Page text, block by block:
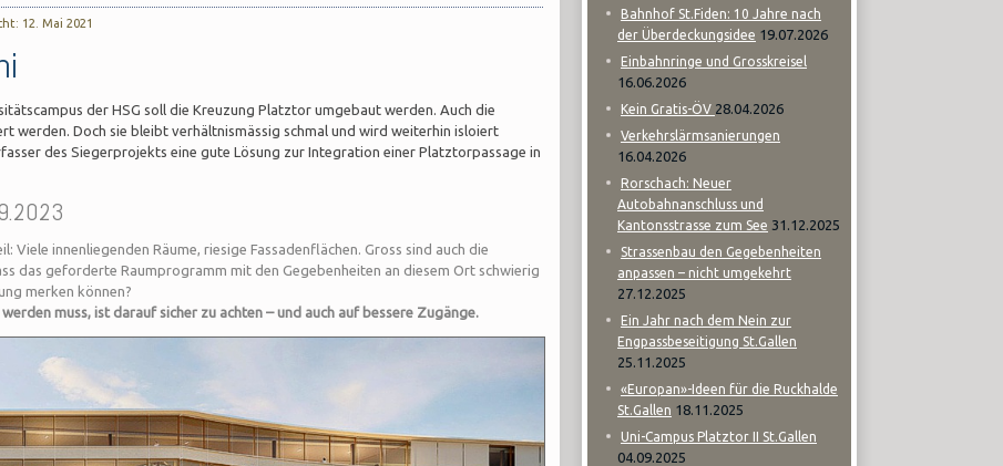
12. Mai 2021
der HSG soll die Kreuzung Platztor umgebaut werden. Auch die
werden. Doch sie bleibt verhältnismässig schmal und wird weiterhin isloiert
des Siegerprojekts eine gute Lösung zur Integration einer Platztorpassage in
innenliegenden Räume, riesige Fassadenflächen. Gross sind auch die
das geforderte Raumprogramm mit den Gegebenheiten an diesem Ort schwierig
merken können?
muss, ist darauf sicher zu achten – und auch auf bessere Zugänge.
Bahnhof St.Fiden: 10 Jahre nach
der Überdeckungsidee 19.07.2026
Einbahnringe und Grosskreisel
16.06.2026
Kein Gratis-ÖV 28.04.2026
Verkehrslärmsanierungen
16.04.2026
Rorschach: Neuer
Autobahnanschluss und
Kantonsstrasse zum See 31.12.2025
Strassenbau den Gegebenheiten
anpassen – nicht umgekehrt
27.12.2025
Ein Jahr nach dem Nein zur
Engpassbeseitigung St.Gallen
25.11.2025
«Europan»-Ideen für die Ruckhalde
St.Gallen 18.11.2025
Uni-Campus Platztor II St.Gallen
04.09.2025